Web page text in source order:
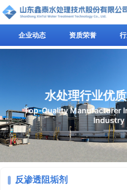
企业动态 资质荣誉
水处理行业优
Top-Quality Manufacturer
Industry
反渗透阻垢剂